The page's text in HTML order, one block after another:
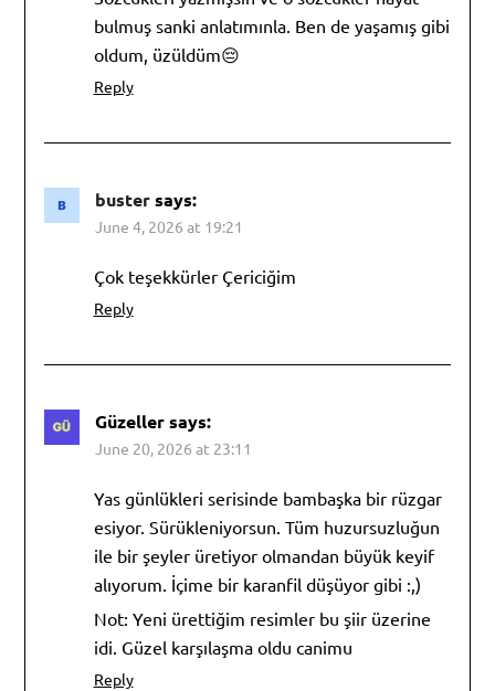
bulmuş sanki anlatımınla. Ben de yaşamış gibi
oldum, üzüldüm😔
Reply
buster says:
June 4, 2026 at 19:21
Çok teşekkürler Çericiğim
Reply
Güzeller says:
June 20, 2026 at 23:11
Yas günlükleri serisinde bambaşka bir rüzgar
esiyor. Sürükleniyorsun. Tüm huzursuzluğun
ile bir şeyler üretiyor olmandan büyük keyif
alıyorum. İçime bir karanfil düşüyor gibi :,)
Not: Yeni ürettiğim resimler bu şiir üzerine
idi. Güzel karşılaşma oldu canimu
Reply